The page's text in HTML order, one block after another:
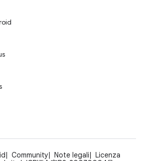
Community Note legali
Licenza